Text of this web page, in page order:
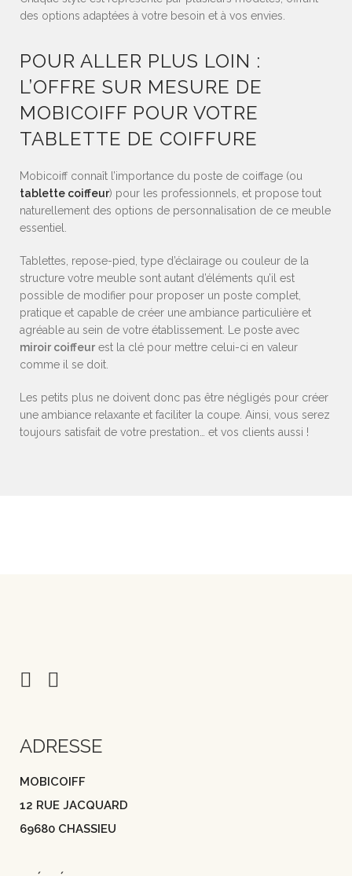
des options adaptées à votre besoin et à vos envies.
POUR ALLER PLUS LOIN :
L’OFFRE SUR MESURE DE
MOBICOIFF POUR VOTRE
TABLETTE DE COIFFURE
Mobicoiff connaît l’importance du poste de coiffage (ou
tablette coiffeur) pour les professionnels, et propose tout
naturellement des options de personnalisation de ce meuble
essentiel.
Tablettes, repose-pied, type d’éclairage ou couleur de la
structure votre meuble sont autant d’éléments qu’il est
possible de modifier pour proposer un poste complet,
pratique et capable de créer une ambiance particulière et
agréable au sein de votre établissement. Le poste avec
miroir coiffeur est la clé pour mettre celui-ci en valeur
comme il se doit.
Les petits plus ne doivent donc pas être négligés pour créer
une ambiance relaxante et faciliter la coupe. Ainsi, vous serez
toujours satisfait de votre prestation… et vos clients aussi !
ADRESSE
MOBICOIFF
12 RUE JACQUARD
69680 CHASSIEU